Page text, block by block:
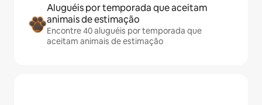
Aluguéis por temporada que aceitam
animais de estimação
Encontre 40 aluguéis por temporada que
aceitam animais de estimação